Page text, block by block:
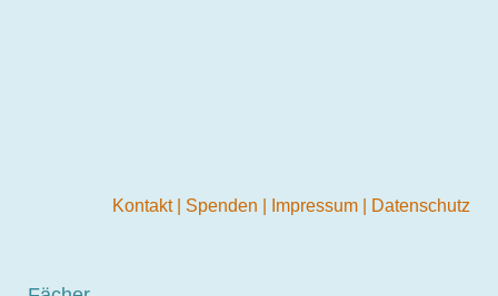
Kontakt Spenden Impressum Datenschutz